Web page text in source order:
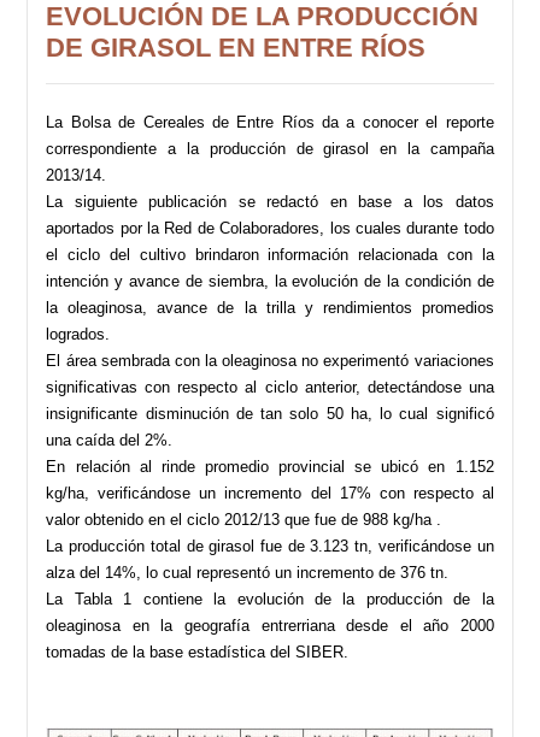
EVOLUCIÓN DE LA PRODUCCIÓN
DE GIRASOL EN ENTRE RÍOS
La Bolsa de Cereales de Entre Ríos da a conocer el reporte
correspondiente a la producción de girasol en la campaña
2013/14.
La siguiente publicación se redactó en base a los datos
aportados por la Red de Colaboradores, los cuales durante todo
el ciclo del cultivo brindaron información relacionada con la
intención y avance de siembra, la evolución de la condición de
la oleaginosa, avance de la trilla y rendimientos promedios
logrados.
El área sembrada con la oleaginosa no experimentó variaciones
significativas con respecto al ciclo anterior, detectándose una
insignificante disminución de tan solo 50 ha, lo cual significó
una caída del 2%.
En relación al rinde promedio provincial se ubicó en 1.152
kg/ha, verificándose un incremento del 17% con respecto al
valor obtenido en el ciclo 2012/13 que fue de 988 kg/ha .
La producción total de girasol fue de 3.123 tn, verificándose un
alza del 14%, lo cual representó un incremento de 376 tn.
La Tabla 1 contiene la evolución de la producción de la
oleaginosa en la geografía entrerriana desde el año 2000
tomadas de la base estadística del SIBER.